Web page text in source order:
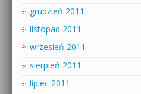
grudzień 2011
listopad 2011
wrzesień 2011
sierpień 2011
lipiec 2011